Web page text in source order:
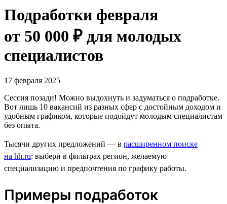
Подработки февраля
от 50 000 ₽ для молодых
специалистов
17 февраля 2025
Сессия позади! Можно выдохнуть и задуматься о подработке.
Вот лишь 10 вакансий из разных сфер с достойным доходом и
удобным графиком, которые подойдут молодым специалистам
без опыта.
Тысячи других предложений — в расширенном поиске
на hh.ru: выбери в фильтрах регион, желаемую
специализацию и предпочтения по графику работы.
Примеры подработок